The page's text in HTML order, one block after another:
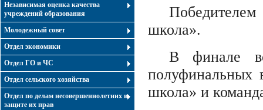
Независимая оценка качества
учреждений образования
Молодежный совет
Отдел экономики
Отдел ГО и ЧС
Отдел сельского хозяйства
Отдел по делам несовершеннолетних и
защите их прав
школа».
В финале
полуфинальных
школа» и